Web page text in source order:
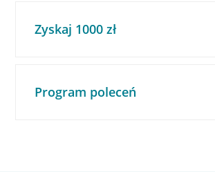
Zyskaj 1000 zł
Program poleceń